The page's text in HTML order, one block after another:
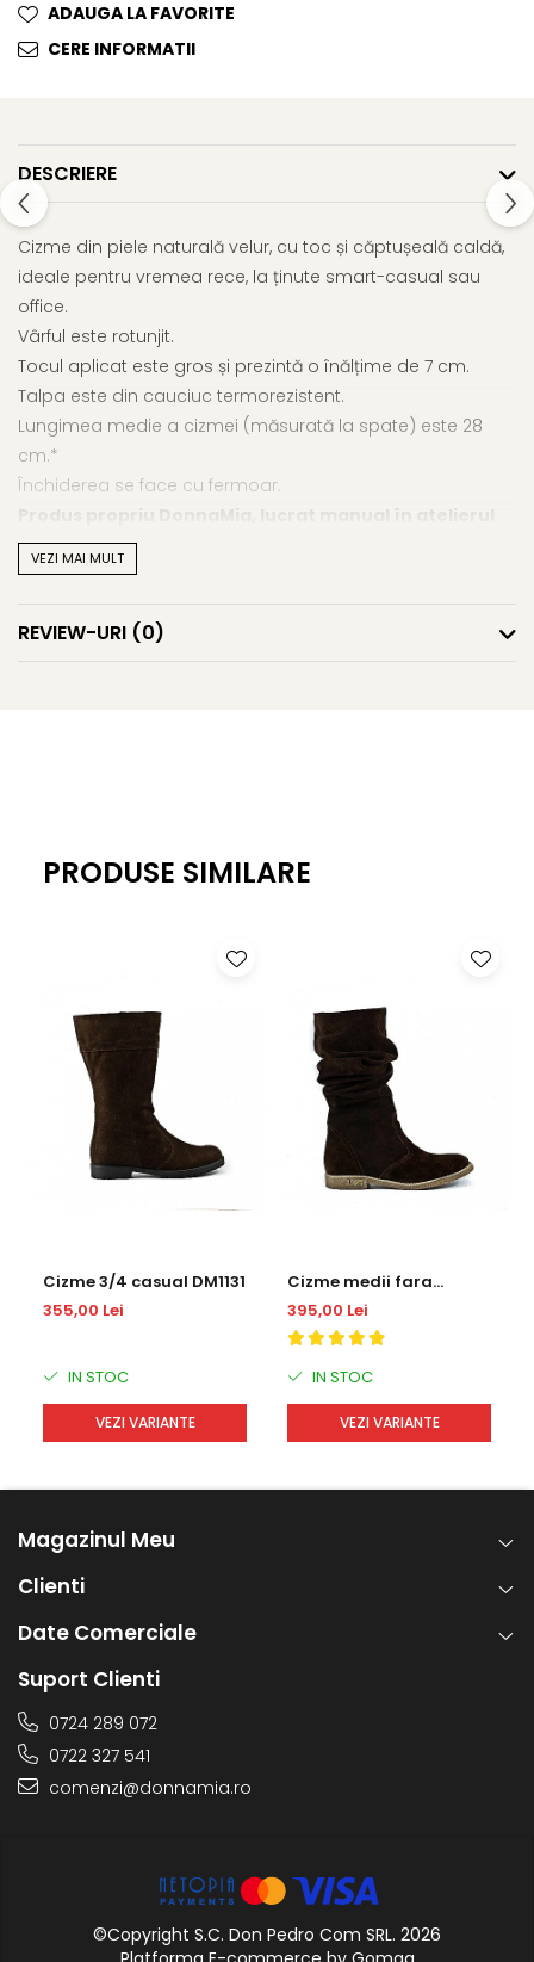
ADAUGA LA FAVORITE
CERE INFORMATII
DESCRIERE
Cizme din piele naturală velur, cu toc și căptușeală caldă,
ideale pentru vremea rece, la ținute smart-casual sau
office.
Vârful este rotunjit.
Tocul aplicat este gros și prezintă o înălțime de 7 cm.
Talpa este din cauciuc termorezistent.
Lungimea medie a cizmei (măsurată la spate) este 28
cm.*
Închiderea se face cu fermoar.
Produs propriu DonnaMia, lucrat manual în atelierul
nostru din România. Se poate face la comandă și pe
alte tipuri și culori de piele naturală.
*valoare corespondentă măsurii 37 și este orientativă
pentru celelalte măsuri.
VEZI MAI MULT
REVIEW-URI (0)
PRODUSE SIMILARE
Cizme 3/4 casual DM1131
355,00 Lei
IN STOC
VEZI VARIANTE
Cizme medii fara
inchidere DM1231
395,00 Lei
IN STOC
VEZI VARIANTE
Magazinul Meu
Clienti
Date Comerciale
Suport Clienti
0724 289 072
0722 327 541
comenzi@donnamia.ro
©Copyright S.C. Don Pedro Com SRL. 2026